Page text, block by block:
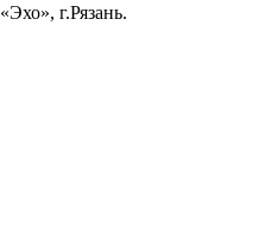
г.Рязань.